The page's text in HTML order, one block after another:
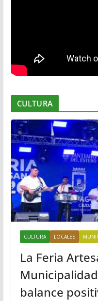
CULTURA
CULTURA LOCALES
La Feria
balance